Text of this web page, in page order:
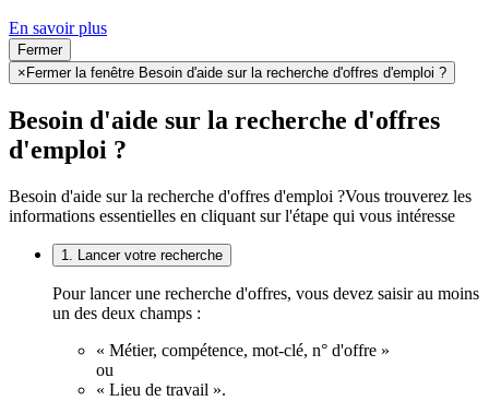
En savoir plus
Fermer
× Fermer la fenêtre Besoin d'aide sur la recherche d'offres d'emploi ?
Besoin d'aide sur la recherche d'offres
d'emploi ?
Besoin d'aide sur la recherche d'offres d'emploi ?Vous trouverez les
informations essentielles en cliquant sur l'étape qui vous intéresse
1. Lancer votre recherche
Pour lancer une recherche d'offres, vous devez saisir au moins
un des deux champs :
« Métier, compétence, mot-clé, n° d'offre »
ou
« Lieu de travail ».